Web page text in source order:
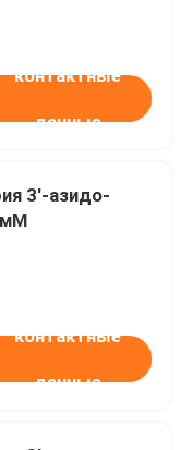
контактные
данные
3′-азидо-
контактные
данные